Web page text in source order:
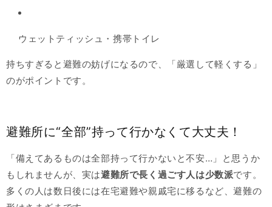
ウェットティッシュ・携帯トイレ
持ちすぎると避難の妨げになるので、「厳選して軽くする」
のがポイントです。
避難所に“全部”持って行かなくて大丈夫！
「備えてあるものは全部持って行かないと不安…」と思うか
もしれませんが、実は避難所で長く過ごす人は少数派です。
多くの人は数日後には在宅避難や親戚宅に移るなど、避難の